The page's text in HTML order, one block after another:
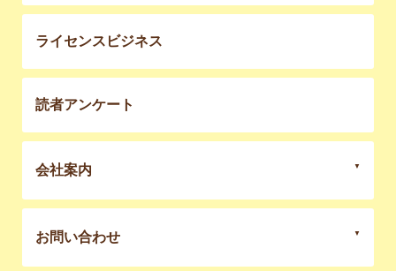
ライセンスビジネス
読者アンケート
会社案内
お問い合わせ